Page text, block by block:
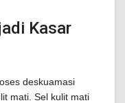
Kasar
deskuamasi
mati. Sel kulit mati